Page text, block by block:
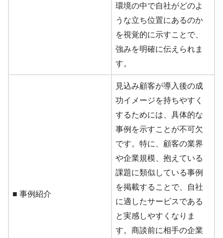
環境の中で自社がどのよ
うな立ち位置にあるのか
を視覚的に示すことで、
強みを明確に伝えられま
す。
■ 事例紹介
見込み顧客が導入後の成
功イメージを持ちやすく
するためには、具体的な
事例を示すことが不可欠
です。特に、顧客の業界
や企業規模、抱えている
課題に類似している事例
を掲載することで、自社
に適したサービスである
と実感しやすくなりま
す。商談前に相手の企業